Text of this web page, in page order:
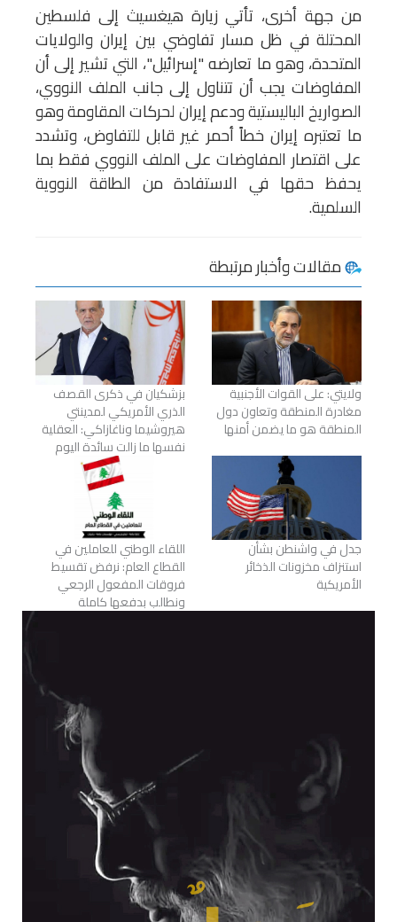
من جهة أخرى، تأتي زيارة هيغسيث إلى فلسطين
المحتلة في ظل مسار تفاوضي بين إيران والولايات
المتحدة، وهو ما تعارضه "إسرائيل"، التي تشير إلى أن
المفاوضات يجب أن تتناول إلى جانب الملف النووي،
الصواريخ الباليستية ودعم إيران لحركات المقاومة وهو
ما تعتبره إيران خطاً أحمر غير قابل للتفاوض، وتشدد
على اقتصار المفاوضات على الملف النووي فقط بما
يحفظ حقها في الاستفادة من الطاقة النووية
السلمية.
مقالات وأخبار مرتبطة
ولايتي: على القوات الأجنبية
مغادرة المنطقة وتعاون دول
المنطقة هو ما يضمن أمنها
بزشكيان في ذكرى القصف
الذري الأمريكي لمدينتي
هيروشيما وناغازاكي: العقلية
نفسها ما زالت سائدة اليوم
جدل في واشنطن بشأن
استنزاف مخزونات الذخائر
الأمريكية
اللقاء الوطني للعاملين في
القطاع العام: نرفض تقسيط
فروقات المفعول الرجعي
ونطالب بدفعها كاملة